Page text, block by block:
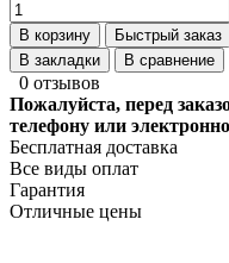
В корзину
Быстрый заказ
В закладки
В сравнение
0 отзывов
Пожалуйста, перед
телефону или
Бесплатная доставка
Все виды оплат
Гарантия
Отличные цены